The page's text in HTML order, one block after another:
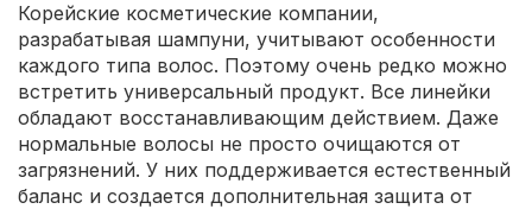
Корейские косметические компании,
разрабатывая шампуни, учитывают особенности
каждого типа волос. Поэтому очень редко можно
встретить универсальный продукт. Все линейки
обладают восстанавливающим действием. Даже
нормальные волосы не просто очищаются от
загрязнений. У них поддерживается естественный
баланс и создается дополнительная защита от